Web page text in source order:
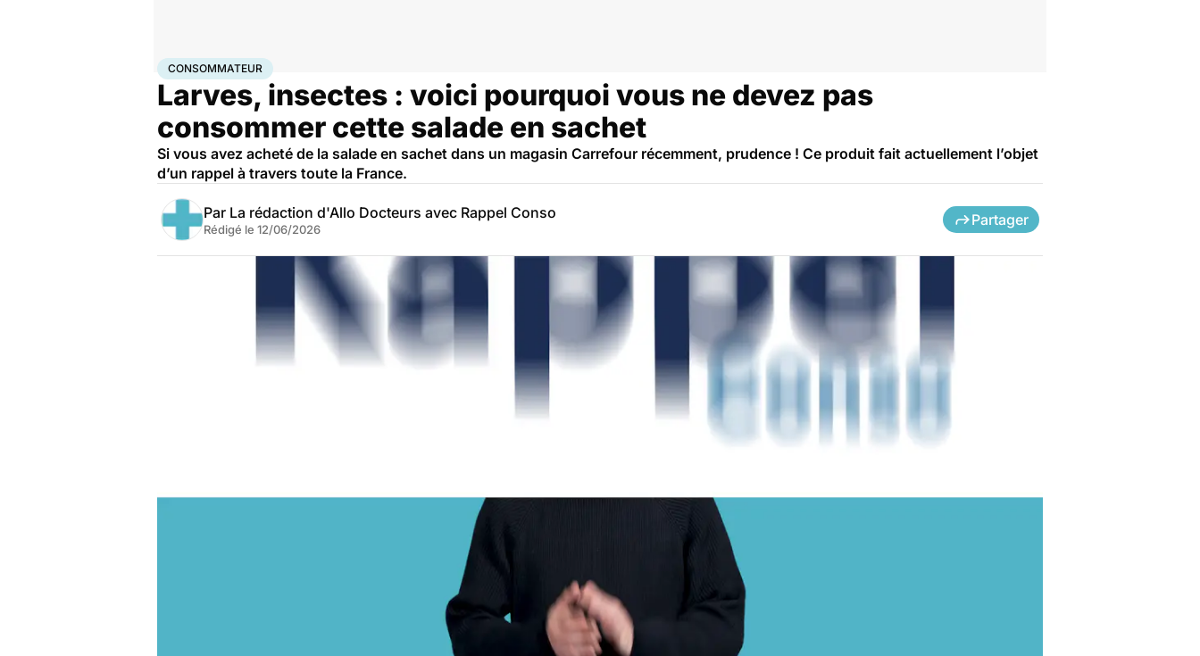
AccueilSantéConsommateur
CONSOMMATEUR
Larves, insectes : voici pourquoi vous ne devez pas
consommer cette salade en sachet
Si vous avez acheté de la salade en sachet dans un magasin Carrefour récemment, prudence ! Ce produit fait actuellement l’objet
d’un rappel à travers toute la France.
Par La rédaction d'Allo Docteurs avec Rappel Conso
Rédigé le 12/06/2026
Partager